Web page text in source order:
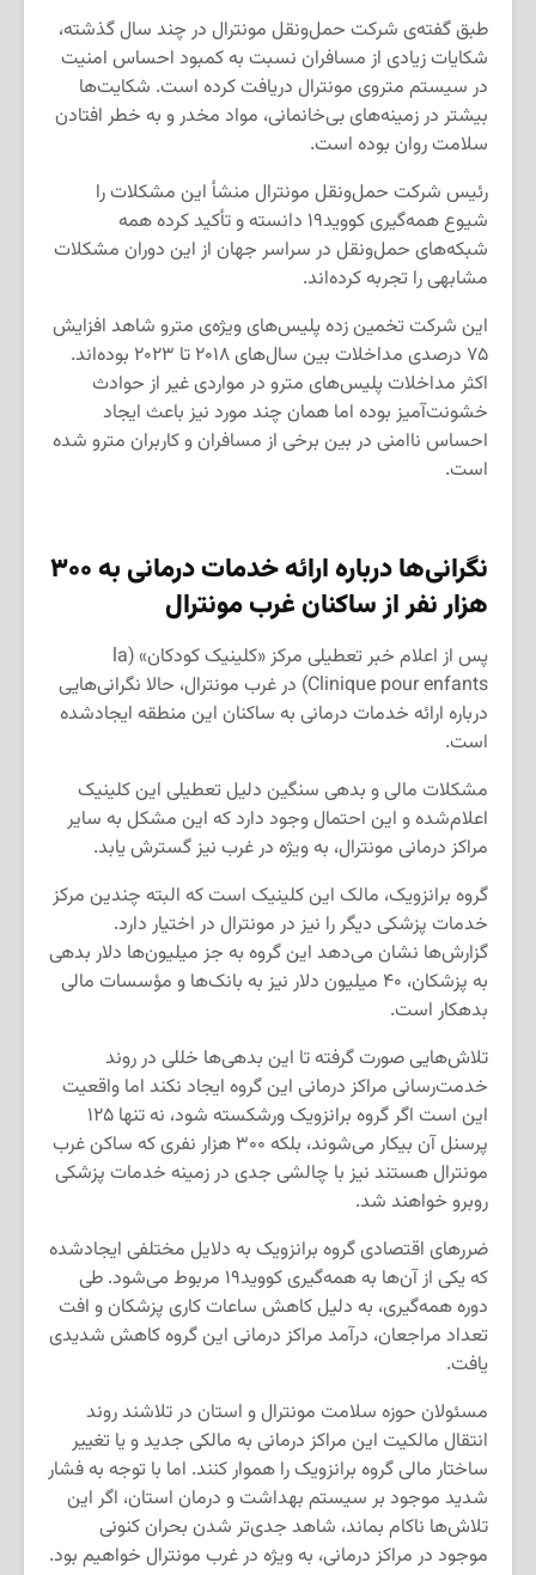
طبق گفته‌ی شرکت حمل‌ونقل مونترال در چند سال گذشته،
شکایات زیادی از مسافران نسبت به کمبود احساس امنیت
در سیستم متروی مونترال دریافت کرده است. شکایت‌ها
بیشتر در زمینه‌های بی‌خانمانی، مواد مخدر و به خطر افتادن
سلامت روان بوده است.
رئیس شرکت حمل‌ونقل مونترال منشأ این مشکلات را
شیوع همه‌گیری کووید۱۹ دانسته و تأکید کرده همه
شبکه‌های حمل‌ونقل در سراسر جهان از این دوران مشکلات
مشابهی را تجربه کرده‌اند.
این شرکت تخمین زده پلیس‌های ویژه‌ی مترو شاهد افزایش
۷۵ درصدی مداخلات بین سال‌های ۲۰۱۸ تا ۲۰۲۳ بوده‌اند.
اکثر مداخلات پلیس‌های مترو در مواردی غیر از حوادث
خشونت‌آمیز بوده اما همان چند مورد نیز باعث ایجاد
احساس ناامنی در بین برخی از مسافران و کاربران مترو شده
است.
نگرانی‌ها درباره ارائه خدمات درمانی به۳۰۰
هزار نفر از ساکنان غرب مونترال
پس از اعلام خبر تعطیلی مرکز «کلینیک کودکان» (la
Clinique pour enfants) در غرب مونترال، حالا نگرانی‌هایی
درباره ارائه خدمات درمانی به ساکنان این منطقه ایجادشده
است.
مشکلات مالی و بدهی سنگین دلیل تعطیلی این کلینیک
اعلام‌شده و این احتمال وجود دارد که این مشکل به سایر
مراکز درمانی مونترال، به ویژه در غرب نیز گسترش یابد.
گروه برانزویک، مالک این کلینیک است که البته چندین مرکز
خدمات پزشکی دیگر را نیز در مونترال در اختیار دارد.
گزارش‌ها نشان می‌دهد این گروه به جز میلیون‌ها دلار بدهی
به پزشکان، ۴۰ میلیون دلار نیز به بانک‌ها و مؤسسات مالی
بدهکار است.
تلاش‌هایی صورت گرفته تا این بدهی‌ها خللی در روند
خدمت‌رسانی مراکز درمانی این گروه ایجاد نکند اما واقعیت
این است اگر گروه برانزویک ورشکسته شود، نه تنها ۱۲۵
پرسنل آن بیکار می‌شوند، بلکه ۳۰۰ هزار نفری که ساکن غرب
مونترال هستند نیز با چالشی جدی در زمینه خدمات پزشکی
روبرو خواهند شد.
ضررهای اقتصادی گروه برانزویک به دلایل مختلفی ایجادشده
که یکی از آن‌ها به همه‌گیری کووید۱۹ مربوط می‌شود. طی
دوره همه‌گیری، به دلیل کاهش ساعات کاری پزشکان و افت
تعداد مراجعان، درآمد مراکز درمانی این گروه کاهش شدیدی
یافت.
مسئولان حوزه سلامت مونترال و استان در تلاشند روند
انتقال مالکیت این مراکز درمانی به مالکی جدید و یا تغییر
ساختار مالی گروه برانزویک را هموار کنند. اما با توجه به فشار
شدید موجود بر سیستم بهداشت و درمان استان، اگر این
تلاش‌ها ناکام بماند، شاهد جدی‌تر شدن بحران کنونی
موجود در مراکز درمانی، به ویژه در غرب مونترال خواهیم بود.